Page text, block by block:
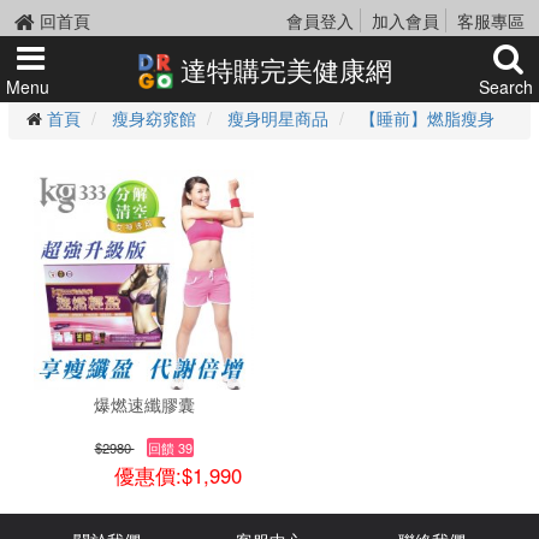
回首頁 會員登入 加入會員 客服專區
Menu 達特購完美健康網
Search
首頁
瘦身窈窕館 瘦身明星商品 【睡前】燃脂瘦身
爆燃速纖膠囊
$2980 回饋 39
優惠價:$1,990